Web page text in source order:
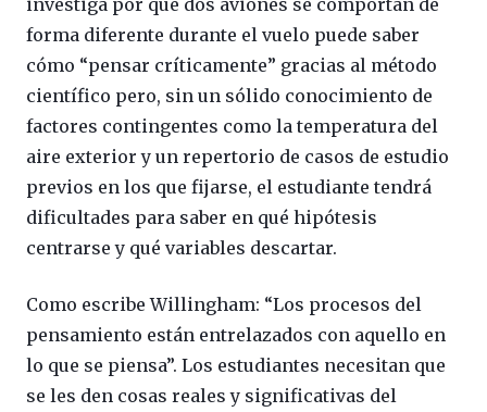
investiga por qué dos aviones se comportan de
forma diferente durante el vuelo puede saber
cómo “pensar críticamente” gracias al método
científico pero, sin un sólido conocimiento de
factores contingentes como la temperatura del
aire exterior y un repertorio de casos de estudio
previos en los que fijarse, el estudiante tendrá
dificultades para saber en qué hipótesis
centrarse y qué variables descartar.
Como escribe Willingham: “Los procesos del
pensamiento están entrelazados con aquello en
lo que se piensa”. Los estudiantes necesitan que
se les den cosas reales y significativas del